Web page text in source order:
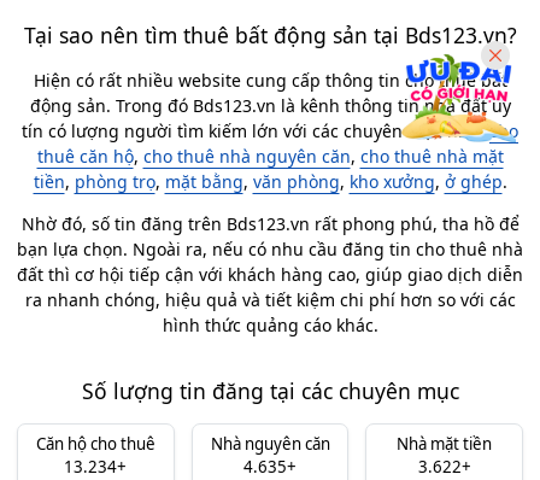
Tại sao nên tìm thuê bất động sản tại Bds123.vn?
Hiện có rất nhiều website cung cấp thông tin cho thuê bất
động sản. Trong đó Bds123.vn là kênh thông tin nhà đất uy
tín có lượng người tìm kiếm lớn với các chuyên mục như:cho
thuê căn hộ, cho thuê nhà nguyên căn, cho thuê nhà mặt
tiền, phòng trọ, mặt bằng, văn phòng, kho xưởng, ở ghép.
Nhờ đó, số tin đăng trên Bds123.vn rất phong phú, tha hồ để
bạn lựa chọn. Ngoài ra, nếu có nhu cầu đăng tin cho thuê nhà
đất thì cơ hội tiếp cận với khách hàng cao, giúp giao dịch diễn
ra nhanh chóng, hiệu quả và tiết kiệm chi phí hơn so với các
hình thức quảng cáo khác.
Số lượng tin đăng tại các chuyên mục
Căn hộ cho thuê
13.234+
Nhà nguyên căn
4.635+
Nhà mặt tiền
3.622+